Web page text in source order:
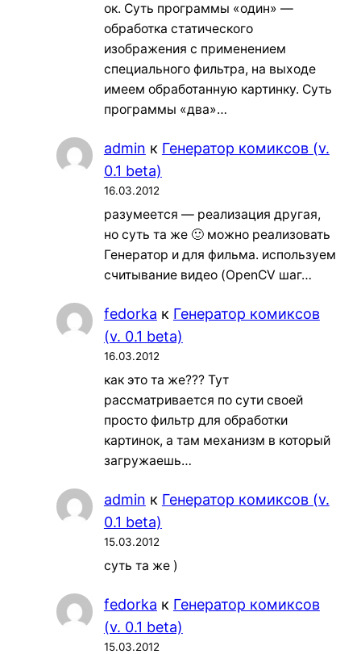
ок. Суть программы «один» —
обработка статического
изображения с применением
специального фильтра, на выходе
имеем обработанную картинку. Суть
программы «два»…
admin к Генератор комиксов (v.
0.1 beta)
16.03.2012
разумеется — реализация другая,
но суть та же 🙂 можно реализовать
Генератор и для фильма. используем
считывание видео (OpenCV шаг…
fedorka к Генератор комиксов
(v. 0.1 beta)
16.03.2012
как это та же??? Тут
рассматривается по сути своей
просто фильтр для обработки
картинок, а там механизм в который
загружаешь…
admin к Генератор комиксов (v.
0.1 beta)
15.03.2012
суть та же )
fedorka к Генератор комиксов
(v. 0.1 beta)
15.03.2012